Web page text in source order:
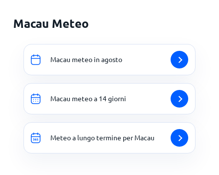
Macau Meteo
Macau meteo in agosto
Macau meteo a 14 giorni
Meteo a lungo termine per Macau